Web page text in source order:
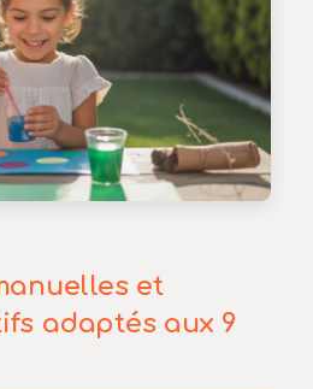
et
adaptés aux 9